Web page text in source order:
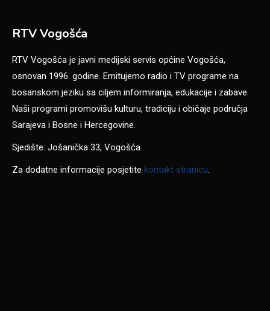
RTV Vogošća
RTV Vogošća je javni medijski servis općine Vogošća,
osnovan 1996. godine. Emitujemo radio i TV programe na
bosanskom jeziku sa ciljem informiranja, edukacije i zabave.
Naši programi promovišu kulturu, tradiciju i običaje područja
Sarajeva i Bosne i Hercegovine.
Sjedište: Jošanička 33, Vogošća
Za dodatne informacije posjetite kontakt stranicu.